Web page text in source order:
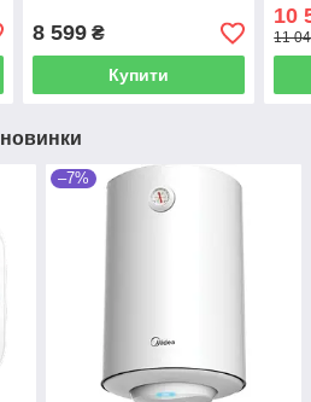
8 599₴
Купити
10
11
новинки
–7%